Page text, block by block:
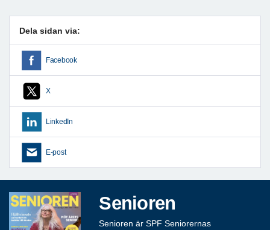
Dela sidan via:
Facebook
X
LinkedIn
E-post
Senioren
Senioren är SPF Seniorernas